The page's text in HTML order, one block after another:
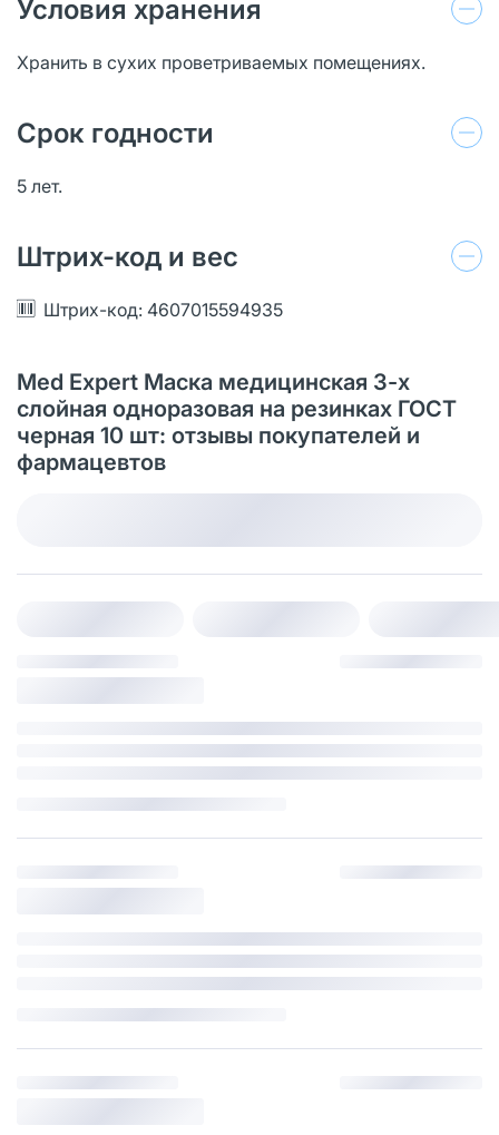
Условия хранения
Хранить в сухих проветриваемых помещениях.
Срок годности
5 лет.
Штрих-код и вес
Штрих-код: 4607015594935
Med Expert Маска медицинская 3-х
слойная одноразовая на резинках ГОСТ
черная 10 шт: отзывы покупателей и
фармацевтов